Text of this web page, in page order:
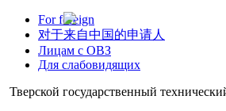
For foreign
对于来自中国的申请人
Лицам с ОВЗ
Для слабовидящих
Тверской государственный